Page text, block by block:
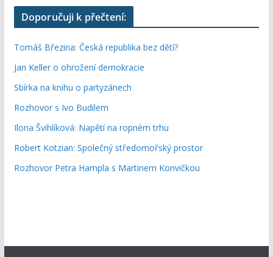
Doporučuji k přečtení:
Tomáš Březina: Česká republika bez dětí?
Jan Keller o ohrožení demokracie
Sbírka na knihu o partyzánech
Rozhovor s Ivo Budilem
Ilona Švihlíková: Napětí na ropném trhu
Robert Kotzian: Společný středomořský prostor
Rozhovor Petra Hampla s Martinem Konvičkou